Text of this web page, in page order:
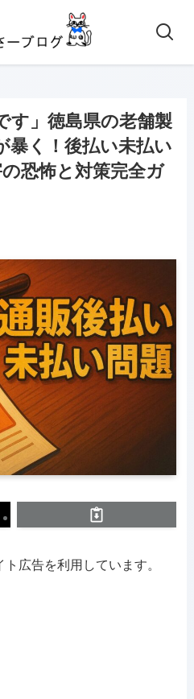
す」徳島県の老舗製
暴く！後払い未払い
恐怖と対策完全ガ
広告を利用しています。